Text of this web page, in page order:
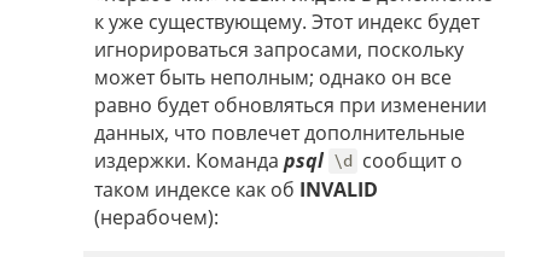
к уже существующему. Этот индекс будет
игнорироваться запросами, поскольку
может быть неполным; однако он все
равно будет обновляться при изменении
данных, что повлечет дополнительные
издержки. Команда psql \d сообщит о
таком индексе как об INVALID
(нерабочем):